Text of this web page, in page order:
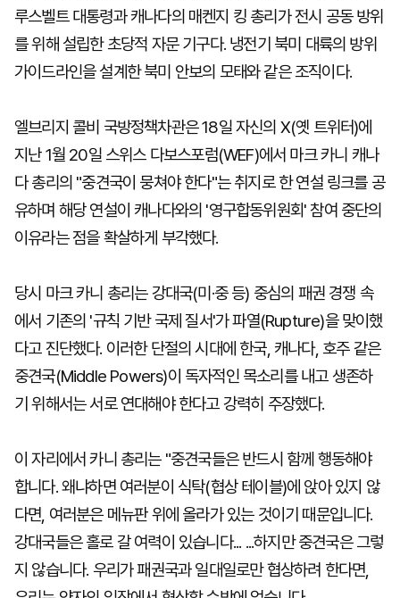
루스벨트 대통령과 캐나다의 매켄지 킹 총리가 전시 공동 방위
를 위해 설립한 초당적 자문 기구다. 냉전기 북미 대륙의 방위
가이드라인을 설계한 북미 안보의 모태와 같은 조직이다.
엘브리지 콜비 국방정책차관은 18일 자신의 X(옛 트위터)에
지난 1월 20일 스위스 다보스포럼(WEF)에서 마크 카니 캐나
다 총리의 "중견국이 뭉쳐야 한다"는 취지로 한 연설 링크를 공
유하며 해당 연설이 캐나다와의 '영구합동위원회' 참여 중단의
이유라는 점을 확살하게 부각했다.
당시 마크 카니 총리는 강대국(미·중 등) 중심의 패권 경쟁 속
에서 기존의 '규칙 기반 국제 질서'가 파열(Rupture)을 맞이했
다고 진단했다. 이러한 단절의 시대에 한국, 캐나다, 호주 같은
중견국(Middle Powers)이 독자적인 목소리를 내고 생존하
기 위해서는 서로 연대해야 한다고 강력히 주장했다.
이 자리에서 카니 총리는 "중견국들은 반드시 함께 행동해야
합니다. 왜냐하면 여러분이 식탁(협상 테이블)에 앉아 있지 않
다면, 여러분은 메뉴판 위에 올라가 있는 것이기 때문입니다.
강대국들은 홀로 갈 여력이 있습니다... ...하지만 중견국은 그렇
지 않습니다. 우리가 패권국과 일대일로만 협상하려 한다면,